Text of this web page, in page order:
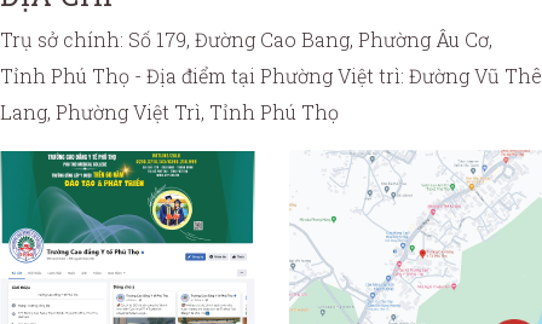
Trụ sở chính: Số 179, Đường Cao Bang, Phường Âu Cơ,
Tỉnh Phú Thọ - Địa điểm tại Phường Việt trì: Đường Vũ Thê
Lang, Phường Việt Trì, Tỉnh Phú Thọ